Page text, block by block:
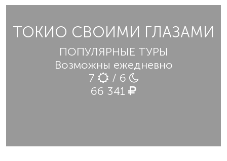
ТОКИО СВОИМИ ГЛАЗАМИ
ПОПУЛЯРНЫЕ ТУРЫ
Возможны ежедневно
7
/ 6
66 341